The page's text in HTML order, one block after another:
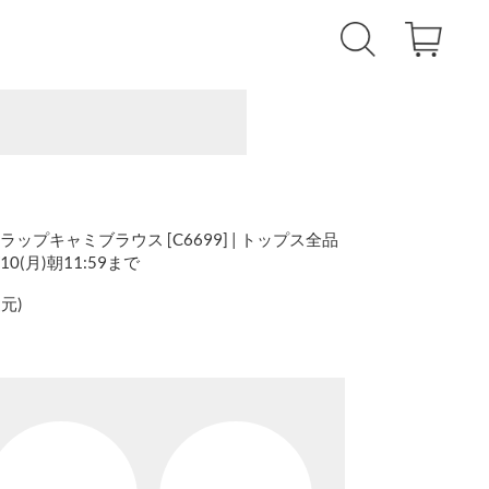
ップキャミブラウス [C6699] | トップス全品
月)朝11:59まで
)